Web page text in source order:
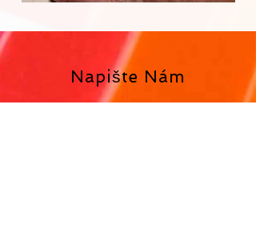
Napište Nám